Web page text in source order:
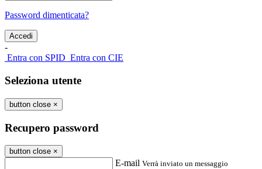
Password dimenticata?
-
Entra con SPID Entra con CIE
Seleziona utente
button close ×
Recupero password
button close ×
E-mail Verrà inviato un messaggio